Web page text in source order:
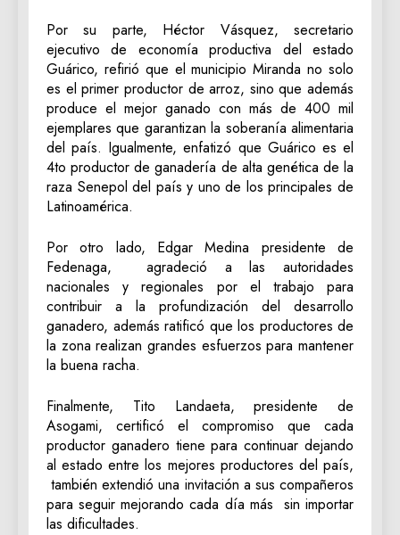
Por su parte, Héctor Vásquez, secretario
ejecutivo de economía productiva del estado
Guárico, refirió que el municipio Miranda no solo
es el primer productor de arroz, sino que además
produce el mejor ganado con más de 400 mil
ejemplares que garantizan la soberanía alimentaria
del país. Igualmente, enfatizó que Guárico es el
4to productor de ganadería de alta genética de la
raza Senepol del país y uno de los principales de
Latinoamérica.
Por otro lado, Edgar Medina presidente de
Fedenaga, agradeció a las autoridades
nacionales y regionales por el trabajo para
contribuir a la profundización del desarrollo
ganadero, además ratificó que los productores de
la zona realizan grandes esfuerzos para mantener
la buena racha.
Finalmente, Tito Landaeta, presidente de
Asogami, certificó el compromiso que cada
productor ganadero tiene para continuar dejando
al estado entre los mejores productores del país,
también extendió una invitación a sus compañeros
para seguir mejorando cada día más sin importar
las dificultades.